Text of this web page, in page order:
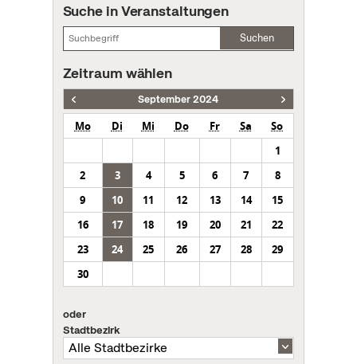
Suche in Veranstaltungen
Suchen
Zeitraum wählen
September 2024
Mo Di Mi Do Fr Sa
So
1
2
3 4 5 6 7
8
9
10 11 12 13 14
15
16
17 18 19 20 21
22
23
24 25 26 27 28
29
30
oder
Stadtbezirk